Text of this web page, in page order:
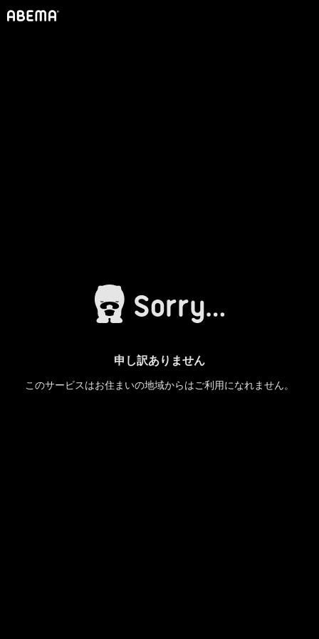
申し訳ありません
このサービスはお住まいの地域からはご利用になれません。